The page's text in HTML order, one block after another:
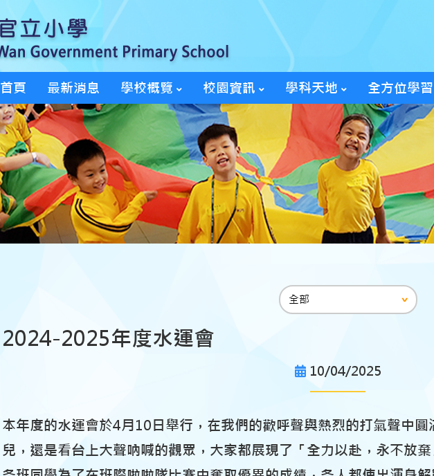
首頁 最新消息 學校概覽 校園資訊 學科天地 全方位學習
2024-2025年度水運會
10/04/2025
本年度的水運會於4月10日舉行，在我們的歡呼聲與熱烈的打氣聲中
兒，還是看台上大聲吶喊的觀眾，大家都展現了「全力以赴，永不放棄